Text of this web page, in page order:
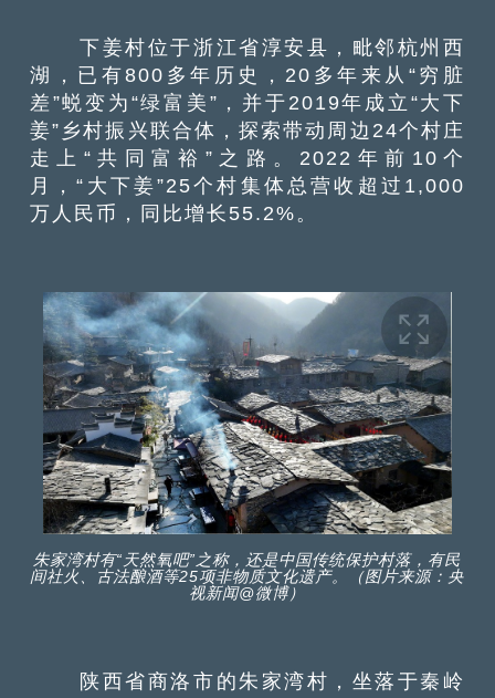
下姜村位于浙江省淳安县，毗邻杭州西
湖，已有800多年历史，20多年来从“穷脏
差”蜕变为“绿富美”，并于2019年成立“大下
姜”乡村振兴联合体，探索带动周边24个村庄
走上“共同富裕”之路。2022年前10个
月，“大下姜”25个村集体总营收超过1,000
万人民币，同比增长55.2%。
朱家湾村有“天然氧吧”之称，还是中国传统保护村落，有民
间社火、古法酿酒等25项非物质文化遗产。（图片来源：央
视新闻@微博）
陕西省商洛市的朱家湾村，坐落于秦岭